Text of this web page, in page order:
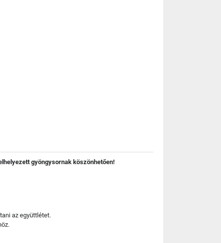
gyöngysornak köszönhetően!
az együttlétet.